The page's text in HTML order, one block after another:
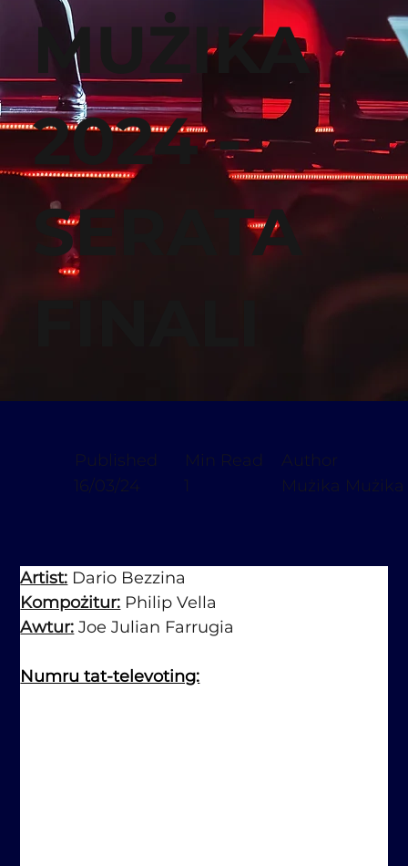
MUŻIKA
2024 -
SERATA
FINALI
Author
Mużika Mużika
Published
16/03/24
Min Read
1
Artist: Dario Bezzina
Kompożitur: Philip Vella
Awtur: Joe Julian Farrugia
Numru tat-televoting: